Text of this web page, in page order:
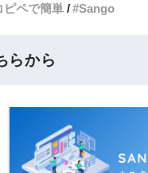
ピペで簡単 Sango
らから